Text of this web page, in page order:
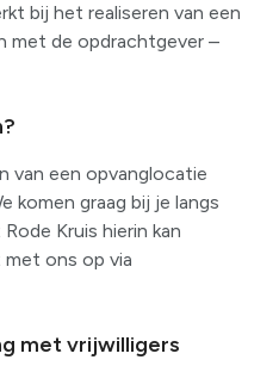
bij het realiseren van een
met de opdrachtgever –
van een opvanglocatie
komen graag bij je langs
Kruis hierin kan
ons op via
met vrijwilligers